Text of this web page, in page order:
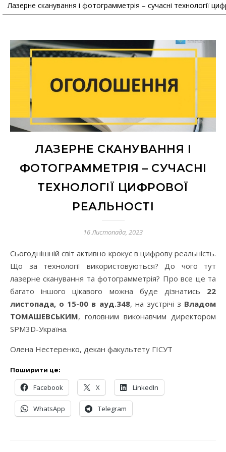
Лазерне сканування і фотограмметрія – сучасні технології
ЛАЗЕРНЕ СКАНУВАННЯ І
ФОТОГРАММЕТРІЯ – СУЧАСНІ
ТЕХНОЛОГІЇ ЦИФРОВОЇ
РЕАЛЬНОСТІ
16 Листопада, 2023
Сьогоднішній світ активно крокує в цифрову реальність.
Що за технології використовуються? До чого тут
лазерне сканування та фотограмметрія? Про все це та
багато іншого цікавого можна буде дізнатись 22
листопада, о 15-00 в ауд.348, на зустрічі з Владом
ТОМАШЕВСЬКИМ, головним виконавчим директором
SPM3D-Україна.
Олена Нестеренко, декан факультету ГІСУТ
Поширити це:
Facebook X LinkedIn
WhatsApp Telegram